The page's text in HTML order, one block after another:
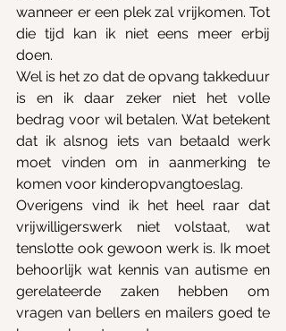
wanneer er een plek zal vrijkomen. Tot
die tijd kan ik niet eens meer erbij
doen.
Wel is het zo dat de opvang takkeduur
is en ik daar zeker niet het volle
bedrag voor wil betalen. Wat betekent
dat ik alsnog iets van betaald werk
moet vinden om in aanmerking te
komen voor kinderopvangtoeslag.
Overigens vind ik het heel raar dat
vrijwilligerswerk niet volstaat, wat
tenslotte ook gewoon werk is. Ik moet
behoorlijk wat kennis van autisme en
gerelateerde zaken hebben om
vragen van bellers en mailers goed te